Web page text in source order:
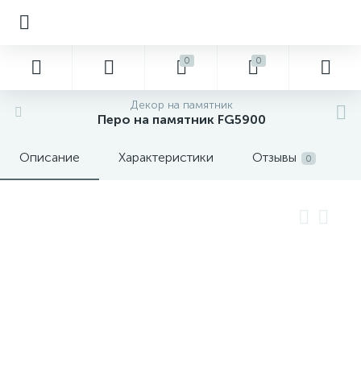
0 0
Декор на памятник
Перо на памятник FG5900
Описание Характеристики Отзывы 0